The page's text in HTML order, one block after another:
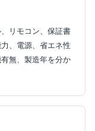
リモコン、保証書
、電源、省エネ性
無、製造年を分か